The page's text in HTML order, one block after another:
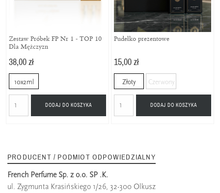
Zestaw Próbek FP Nr 1 - TOP 10
Dla Mężczyzn
38,00 zł
10x2ml
DODAJ DO KOSZYKA
Pudełko prezentowe
15,00 zł
Złoty Czerwony
DODAJ DO KOSZYKA
PRODUCENT / PODMIOT ODPOWIEDZIALNY
French Perfume Sp. z o.o. SP .K.
ul. Zygmunta Krasińskiego 1/26, 32-300 Olkusz